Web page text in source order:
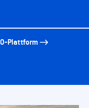
Plattform